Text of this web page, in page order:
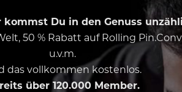
Du in den Genuss
50 % Rabatt auf Rolling
u.v.m.
das vollkommen kostenlos.
über 120.000 Member.